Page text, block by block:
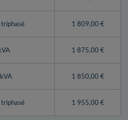
1 809,00 €
1 875,00 €
1 850,00 €
1 955,00 €